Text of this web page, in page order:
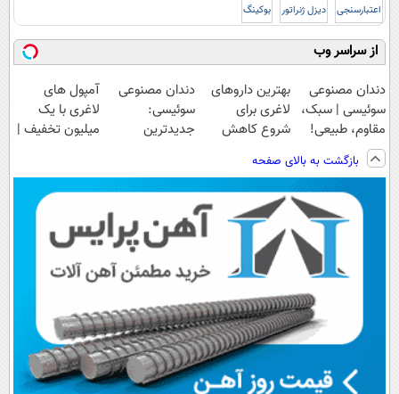
اعتبارسنجی دیزل ژنراتور بوکینگ
از سراسر وب
دندان مصنوعی
سوئیسی | سبک،
مقاوم، طبیعی!
ویزیت
رایگان+پرداخت
اقساطی😍
بهترین داروهای
لاغری برای
شروع کاهش
داروخانه های
نزدیکت!
دندان مصنوعی
سوئیسی:
جدیدترین
پرداخت قسطی
آمپول های
لاغری با یک
میلیون تخفیف |
معتبر
بازگشت به بالای صفحه